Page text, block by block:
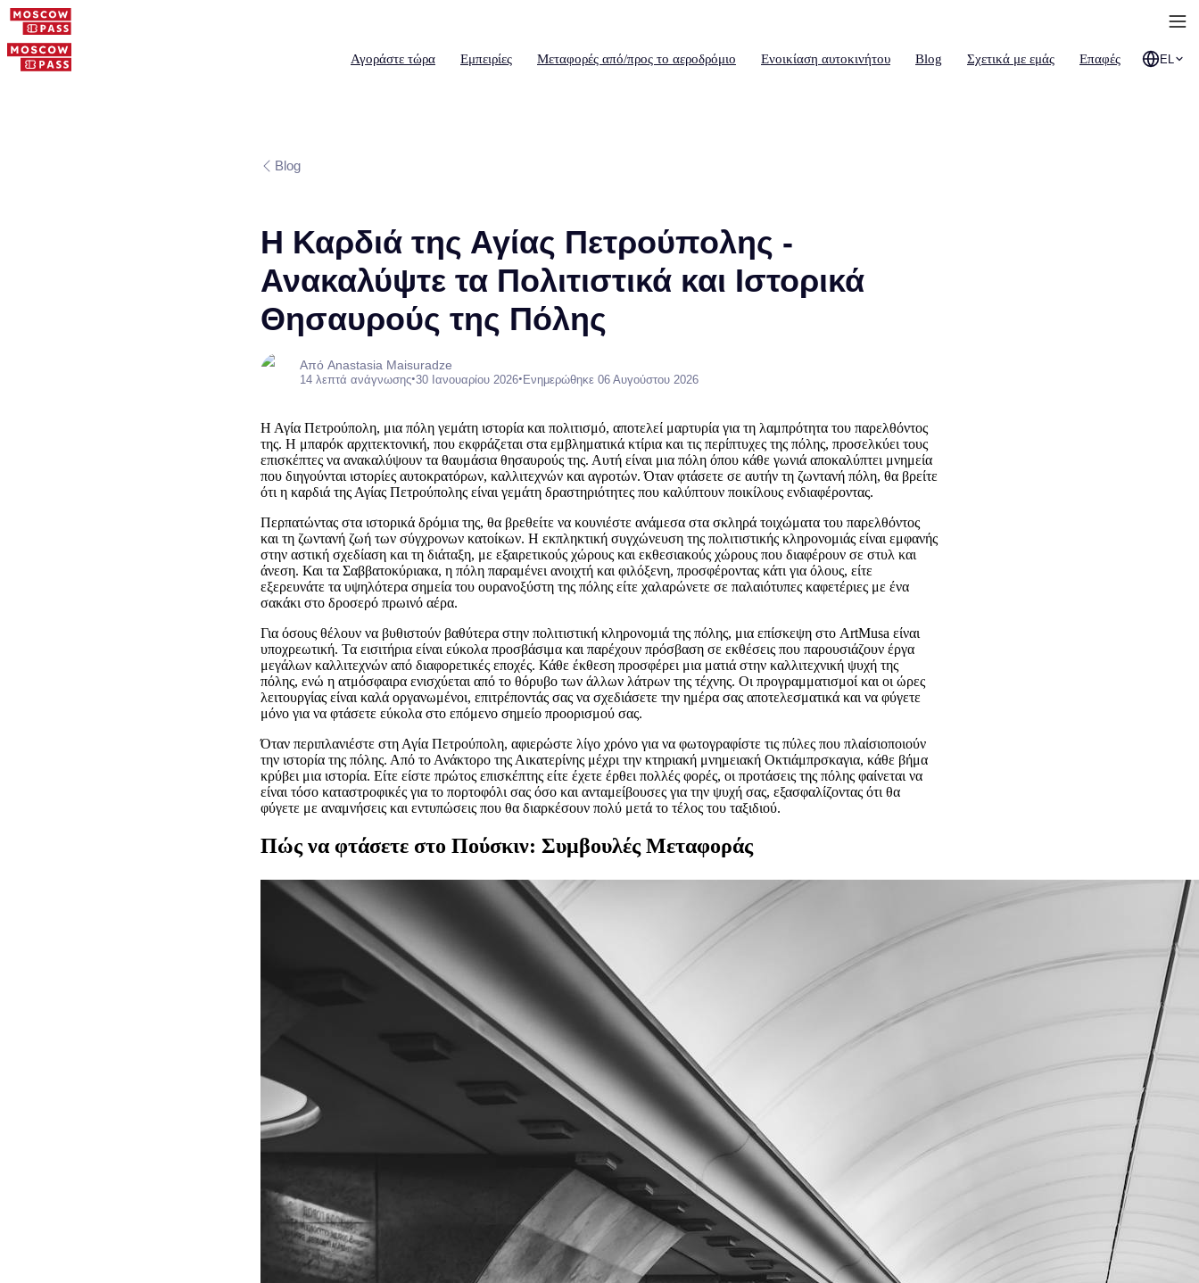
Αγοράστε τώρα Εμπειρίες Μεταφορές από/προς το αεροδρόμιο Ενοικίαση αυτοκινήτου Blog Σχετικά με εμάς Επαφές EL
Blog
Η Καρδιά της Αγίας Πετρούπολης -
Ανακαλύψτε τα Πολιτιστικά και Ιστορικά
Θησαυρούς της Πόλης
Από Anastasia Maisuradze
14 λεπτά ανάγνωσης•30 Ιανουαρίου 2026•Ενημερώθηκε 06 Αυγούστου 2026
Η Αγία Πετρούπολη, μια πόλη γεμάτη ιστορία και πολιτισμό, αποτελεί μαρτυρία για τη λαμπρότητα του παρελθόντος
της. Η μπαρόκ αρχιτεκτονική, που εκφράζεται στα εμβληματικά κτίρια και τις περίπτυχες της πόλης, προσελκύει τους
επισκέπτες να ανακαλύψουν τα θαυμάσια θησαυρούς της. Αυτή είναι μια πόλη όπου κάθε γωνιά αποκαλύπτει μνημεία
που διηγούνται ιστορίες αυτοκρατόρων, καλλιτεχνών και αγροτών. Όταν φτάσετε σε αυτήν τη ζωντανή πόλη, θα βρείτε
ότι η καρδιά της Αγίας Πετρούπολης είναι γεμάτη δραστηριότητες που καλύπτουν ποικίλους ενδιαφέροντας.
Περπατώντας στα ιστορικά δρόμια της, θα βρεθείτε να κουνιέστε ανάμεσα στα σκληρά τοιχώματα του παρελθόντος
και τη ζωντανή ζωή των σύγχρονων κατοίκων. Η εκπληκτική συγχώνευση της πολιτιστικής κληρονομιάς είναι εμφανής
στην αστική σχεδίαση και τη διάταξη, με εξαιρετικούς χώρους και εκθεσιακούς χώρους που διαφέρουν σε στυλ και
άνεση. Και τα Σαββατοκύριακα, η πόλη παραμένει ανοιχτή και φιλόξενη, προσφέροντας κάτι για όλους, είτε
εξερευνάτε τα υψηλότερα σημεία του ουρανοξύστη της πόλης είτε χαλαρώνετε σε παλαιότυπες καφετέριες με ένα
σακάκι στο δροσερό πρωινό αέρα.
Για όσους θέλουν να βυθιστούν βαθύτερα στην πολιτιστική κληρονομιά της πόλης, μια επίσκεψη στο ArtMusa είναι
υποχρεωτική. Τα εισιτήρια είναι εύκολα προσβάσιμα και παρέχουν πρόσβαση σε εκθέσεις που παρουσιάζουν έργα
μεγάλων καλλιτεχνών από διαφορετικές εποχές. Κάθε έκθεση προσφέρει μια ματιά στην καλλιτεχνική ψυχή της
πόλης, ενώ η ατμόσφαιρα ενισχύεται από το θόρυβο των άλλων λάτρων της τέχνης. Οι προγραμματισμοί και οι ώρες
λειτουργίας είναι καλά οργανωμένοι, επιτρέποντάς σας να σχεδιάσετε την ημέρα σας αποτελεσματικά και να φύγετε
μόνο για να φτάσετε εύκολα στο επόμενο σημείο προορισμού σας.
Όταν περιπλανιέστε στη Αγία Πετρούπολη, αφιερώστε λίγο χρόνο για να φωτογραφίστε τις πύλες που πλαίσιοποιούν
την ιστορία της πόλης. Από το Ανάκτορο της Αικατερίνης μέχρι την κτηριακή μνημειακή Οκτιάμπρσκαγια, κάθε βήμα
κρύβει μια ιστορία. Είτε είστε πρώτος επισκέπτης είτε έχετε έρθει πολλές φορές, οι προτάσεις της πόλης φαίνεται να
είναι τόσο καταστροφικές για το πορτοφόλι σας όσο και ανταμείβουσες για την ψυχή σας, εξασφαλίζοντας ότι θα
φύγετε με αναμνήσεις και εντυπώσεις που θα διαρκέσουν πολύ μετά το τέλος του ταξιδιού.
Πώς να φτάσετε στο Πούσκιν: Συμβουλές Μεταφοράς